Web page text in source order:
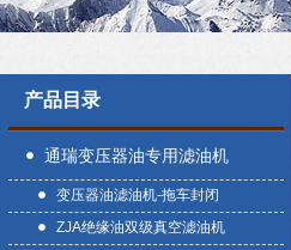
产品目录
通瑞变压器油专用滤油机
变压器油滤油机-拖车封闭
ZJA绝缘油双级真空滤油机